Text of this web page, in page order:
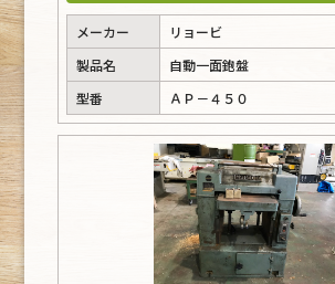
メーカー
リョービ
製品名
自動一面鉋盤
型番
ＡＰ－４５０